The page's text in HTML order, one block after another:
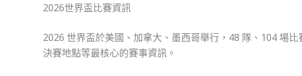
2026世界盃比賽資訊
2026 世界盃於美國、加拿大、墨西哥舉行，48 隊、104 場
決賽地點等最核心的賽事資訊。